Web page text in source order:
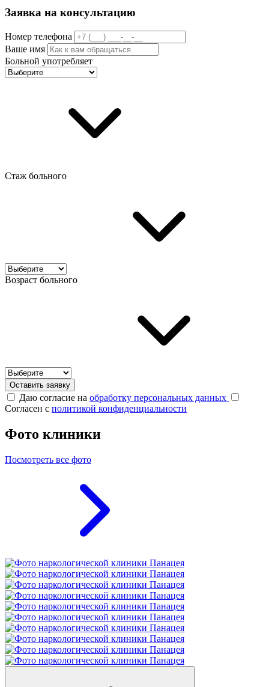
Заявка на консультацию
Номер телефона
Ваше имя
Больной употребляет
Стаж больного
Возраст больного
Оставить заявку
Даю согласие на обработку персональных данных
Согласен с политикой конфиденциальности
Фото клиники
Посмотреть все фото